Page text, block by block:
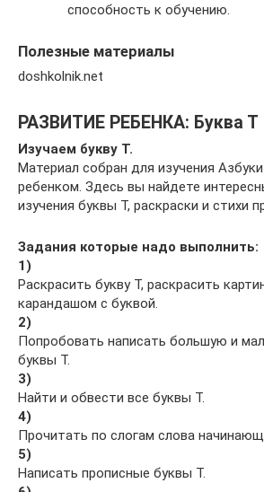
способность к обучению.
Полезные материалы
doshkolnik.net
РАЗВИТИЕ РЕБЕНКА: Буква Т
Изучаем букву Т.
Материал собран для изучения
ребенком. Здесь вы найдете
изучения буквы Т, раскраски и стихи
Задания которые надо выполнить:
1)
Раскрасить букву Т, раскрасить
карандашом с буквой.
2)
Попробовать написать большую и
буквы Т.
3)
Найти и обвести все буквы Т.
4)
Прочитать по слогам слова
5)
Написать прописные буквы Т.